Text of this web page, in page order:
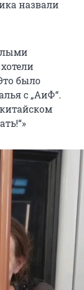
назвали
было
с „АиФ“.
“»